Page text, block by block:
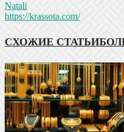
Natali
https://krassota.com/
СХОЖИЕ СТАТЬИ